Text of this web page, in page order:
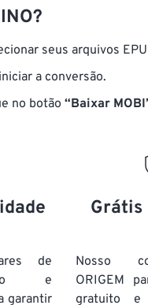
seus arquivos
a conversão.
no botão “Baixar
de
e
garantir
Grátis
Nosso
ORIGEM
gratuito e